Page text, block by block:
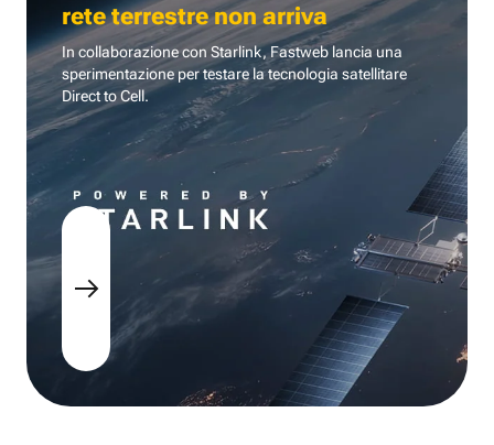
rete terrestre non arriva
In collaborazione con Starlink, Fastweb lancia una
sperimentazione per testare la tecnologia satellitare
Direct to Cell.